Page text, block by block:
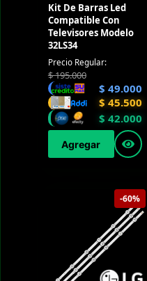
Kit De Barras Led
Compatible Con
Televisores Modelo
32LS34
Precio Regular:
$195.000
$ 49.000
$ 45.500
$ 42.000
Agregar
-60%